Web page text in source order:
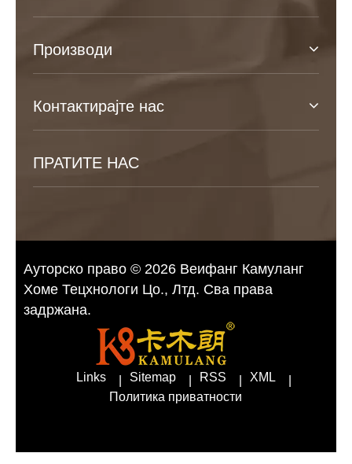
Производи
Контактирајте нас
ПРАТИТЕ НАС
Ауторско право © 2026 Веифанг Камуланг
Хоме Тецхнологи Цо., Лтд. Сва права
задржана.
Links Sitemap RSS
XML
Политика приватности